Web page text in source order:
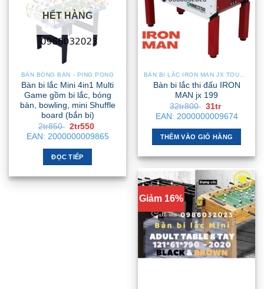
thể.
Các
được
chọn
trên
trang
sản
phẩm
HẾT HÀNG
BÀN BÓNG BÀN - PING PONG
Bàn bi lắc Mini 4in1 Multi
Game gồm bi lắc, bóng
bàn, bowling, mini Shuffle
board (bắn bi)
2tr850 Giá
gốc
là:
2tr850 .
2tr550
hiện
tại
EAN: 2000000009865
ĐỌC TIẾP
BÀN BI LẮC IRON MAN JX TOURNAMENT
Bàn bi lắc thi đấu IRON
MAN jx 199
32tr800 Giá
gốc
là:
32tr800 .
31tr
hiện
tại
là:
31tr .
EAN: 2000000009674
THÊM VÀO GIỎ HÀNG
Giảm 16%